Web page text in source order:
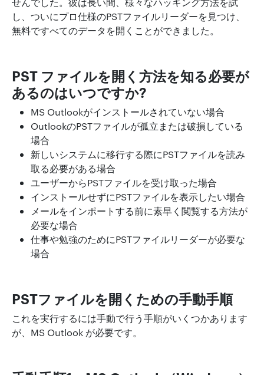
し、ついにプロ仕様のPSTファイルリーダーを見つけ、
無料ですべてのデータを開くことができました。
PST ファイルを開く方法を知る必要が
あるのはいつですか?
MS Outlookがインストールされていない場合
OutlookのPSTファイルが孤立または破損している
場合
新しいシステムに移行する際にPSTファイルを読み
取る必要がある場合
ユーザーからPSTファイルを受け取った場合
インストールせずにPSTファイルを表示したい場合
メールをインポートする前に素早く閲覧する方法が
必要な場合
仕事や勉強のためにPSTファイルリーダーが必要な
場合
PSTファイルを開くための手動手順
これを実行するには手動で行う手順がいくつかあります
が、MS Outlook が必要です。